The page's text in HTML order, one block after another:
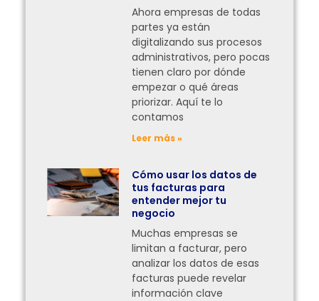
Ahora empresas de todas
partes ya están
digitalizando sus procesos
administrativos, pero pocas
tienen claro por dónde
empezar o qué áreas
priorizar. Aquí te lo
contamos
Leer más »
Cómo usar los datos de
tus facturas para
entender mejor tu
negocio
Muchas empresas se
limitan a facturar, pero
analizar los datos de esas
facturas puede revelar
información clave